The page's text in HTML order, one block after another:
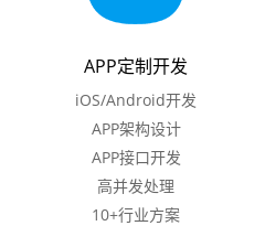
APP定制开发
iOS/Android开发
APP架构设计
APP接口开发
高并发处理
10+行业方案